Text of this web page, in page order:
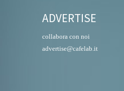
ADVERTISE
collabora con noi
advertise@cafelab.it